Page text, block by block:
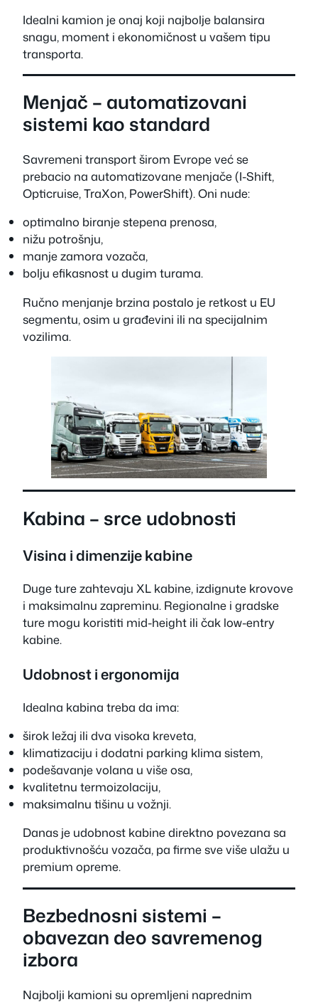
Idealni kamion je onaj koji najbolje balansira
snagu, moment i ekonomičnost u vašem tipu
transporta.
Menjač – automatizovani
sistemi kao standard
Savremeni transport širom Evrope već se
prebacio na automatizovane menjače (I-Shift,
Opticruise, TraXon, PowerShift). Oni nude:
optimalno biranje stepena prenosa,
nižu potrošnju,
manje zamora vozača,
bolju efikasnost u dugim turama.
Ručno menjanje brzina postalo je retkost u EU
segmentu, osim u građevini ili na specijalnim
vozilima.
Kabina – srce udobnosti
Visina i dimenzije kabine
Duge ture zahtevaju XL kabine, izdignute krovove
i maksimalnu zapreminu. Regionalne i gradske
ture mogu koristiti mid-height ili čak low-entry
kabine.
Udobnost i ergonomija
Idealna kabina treba da ima:
širok ležaj ili dva visoka kreveta,
klimatizaciju i dodatni parking klima sistem,
podešavanje volana u više osa,
kvalitetnu termoizolaciju,
maksimalnu tišinu u vožnji.
Danas je udobnost kabine direktno povezana sa
produktivnošću vozača, pa firme sve više ulažu u
premium opreme.
Bezbednosni sistemi –
obavezan deo savremenog
izbora
Najbolji kamioni su opremljeni naprednim